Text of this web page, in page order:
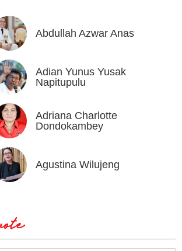
Abdullah Azwar Anas
Adian Yunus Yusak
Napitupulu
Adriana Charlotte
Dondokambey
Agustina Wilujeng